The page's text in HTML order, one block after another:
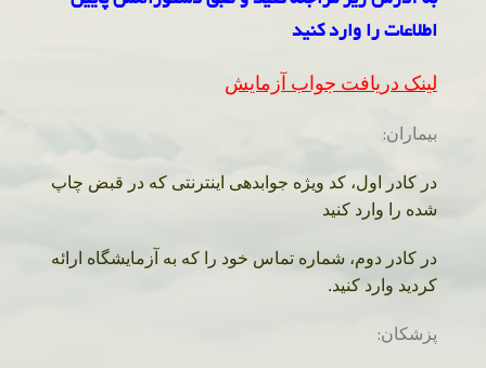
اطلاعات را وارد کنید
لینک دریافت جواب آزمایش
بیماران:
در کادر اول، کد ویژه جوابدهی اینترنتی که در قبض چاپ
شده را وارد کنید
در کادر دوم، شماره تماس خود را که به آزمایشگاه ارائه
کردید وارد کنید.
پزشکان: